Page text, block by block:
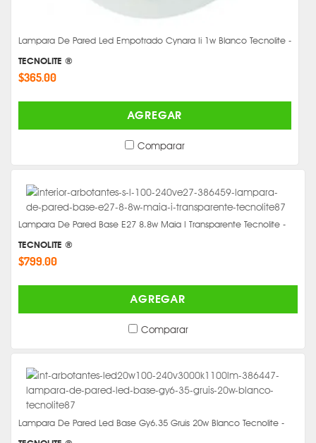
Lampara De Pared Led Empotrado Cynara Ii 1w Blanco Tecnolite -
TECNOLITE ®
$365.00
AGREGAR
Comparar
Lampara De Pared Base E27 8.8w Maia I Transparente Tecnolite -
TECNOLITE ®
$799.00
AGREGAR
Comparar
Lampara De Pared Led Base Gy6.35 Gruis 20w Blanco Tecnolite -